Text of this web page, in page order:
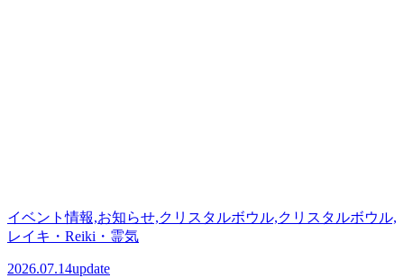
イベント情報,お知らせ,クリスタルボウル,クリスタルボウル,
レイキ・Reiki・霊気
2026.07.14update